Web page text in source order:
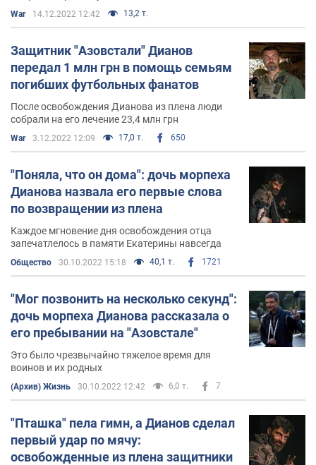
War 14.12.2022 12:42 13,2 т.
Защитник "Азовстали" Дианов
передал 1 млн грн в помощь семьям
погибших футбольных фанатов
После освобождения Дианова из плена люди
собрали на его лечение 23,4 млн грн
War 3.12.2022 12:09 17,0 т. 650
"Поняла, что он дома": дочь морпеха
Дианова назвала его первые слова
по возвращении из плена
Каждое мгновение дня освобождения отца
запечатлелось в памяти Екатерины навсегда
Общество 30.10.2022 15:18 40,1 т. 1721
"Мог позвонить на несколько секунд":
дочь морпеха Дианова рассказала о
его пребывании на "Азовстале"
Это было чрезвычайно тяжелое время для
воинов и их родных
(Архив) Жизнь 30.10.2022 12:42 6,0 т. 7
"Пташка" пела гимн, а Дианов сделал
первый удар по мячу:
освобожденные из плена защитники